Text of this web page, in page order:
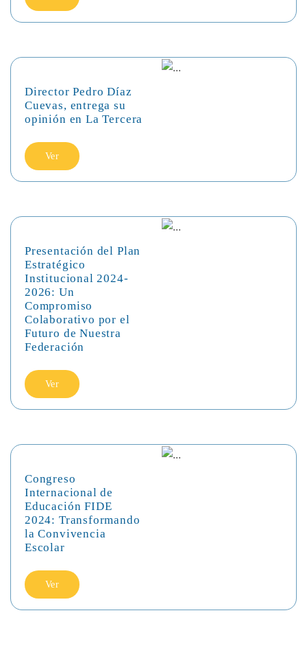
Director Pedro Díaz
Cuevas, entrega su
opinión en La Tercera
Ver
Presentación del Plan
Estratégico
Institucional 2024-
2026: Un
Compromiso
Colaborativo por el
Futuro de Nuestra
Federación
Ver
Congreso
Internacional de
Educación FIDE
2024: Transformando
la Convivencia
Escolar
Ver